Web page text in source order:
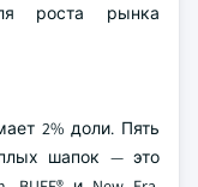
роста рынка
2% доли. Пять
шапок — это